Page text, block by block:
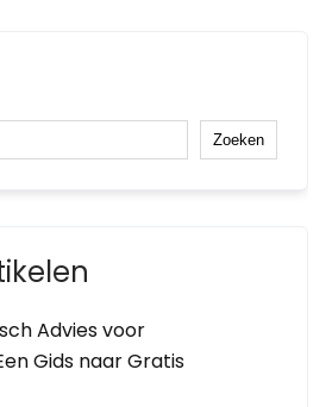
Zoeken
Advies voor
Gids naar Gratis